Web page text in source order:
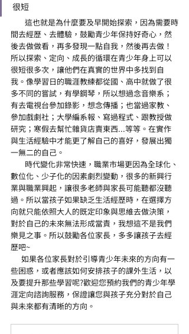
很短
間去經歷、去體驗，鼓勵青少年保持好奇心，然
後去做做看，再多發現一點自我，然後再去做！
所以探索、定向、成長的循環在青少年身上可以
很短很多次，讓他們在真實的世界中多找到自
我。像學習日的職涯教練都從國、高中就做了很
多不同的嘗試，有學鋼琴，所以想過念音樂系；
有去電視台參加錄影，想念傳播；也當過家教、
參加戲劇社；大學編系報、寫過程式、跟教授做
研究；寒假去幫忙雜貨店賣東西...等等。在實作
與生活經驗中才能更了解自己的喜好，發展出獨
一無二的自己。
數位化、少子化的因素劇烈變動，很多的新興行
業與職業興起，讓很多老師與家長可能聽都沒聽
過。所以當孩子如果缺乏生活經歷時，在選擇方
向就只能依照大人的既定印象與思維去做決策，
對於自己的未來無法形成當責，我想這不是我們
樂見之事。所以鼓勵各位家長，多多讓孩子去經
歷吧~
些困惑，或者應該如何安排孩子的課外生活，以
及要提升那些學習呢?歡迎您預約我們的青少年學
涯定向諮詢服務，保證讓您與孩子充分對於自己
與未來都有清晰的方向。